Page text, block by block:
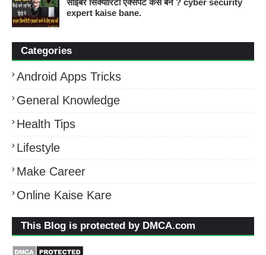
साइबर सिक्योरिटी एक्सपर्ट कैसे बने ? cyber security
expert kaise bane.
Categories
Android Apps Tricks
General Knowledge
Health Tips
Lifestyle
Make Career
Online Kaise Kare
This Blog is protected by DMCA.com